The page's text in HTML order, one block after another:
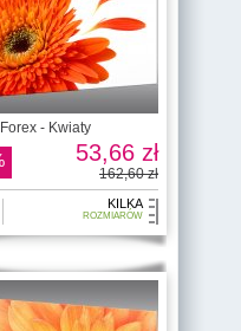
- Kwiaty
53,66 zł
162,60 zł
KILKA
ROZMIARÓW